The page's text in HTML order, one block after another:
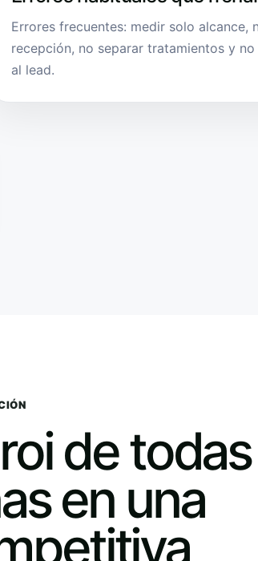
Errores frecuentes: medir solo alcance,
recepción, no separar tratamientos y
al lead.
de todas
en una